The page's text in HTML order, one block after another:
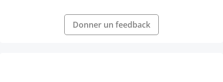
Donner un feedback